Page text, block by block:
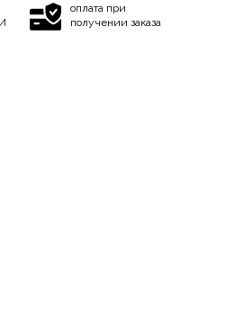
оплата при
получении заказа